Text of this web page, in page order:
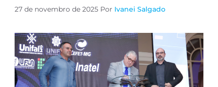
27 de novembro de 2025 Por Ivanei Salgado